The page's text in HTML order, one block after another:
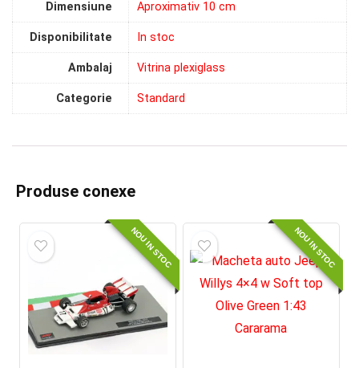
Dimensiune Aproximativ 10 cm
Disponibilitate In stoc
Ambalaj Vitrina plexiglass
Categorie Standard
Produse conexe
NOU IN STOC NOU IN STOC